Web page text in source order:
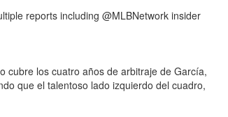
reports including @MLBNetwork insider
cubre los cuatro años de arbitraje de García,
que el talentoso lado izquierdo del cuadro,